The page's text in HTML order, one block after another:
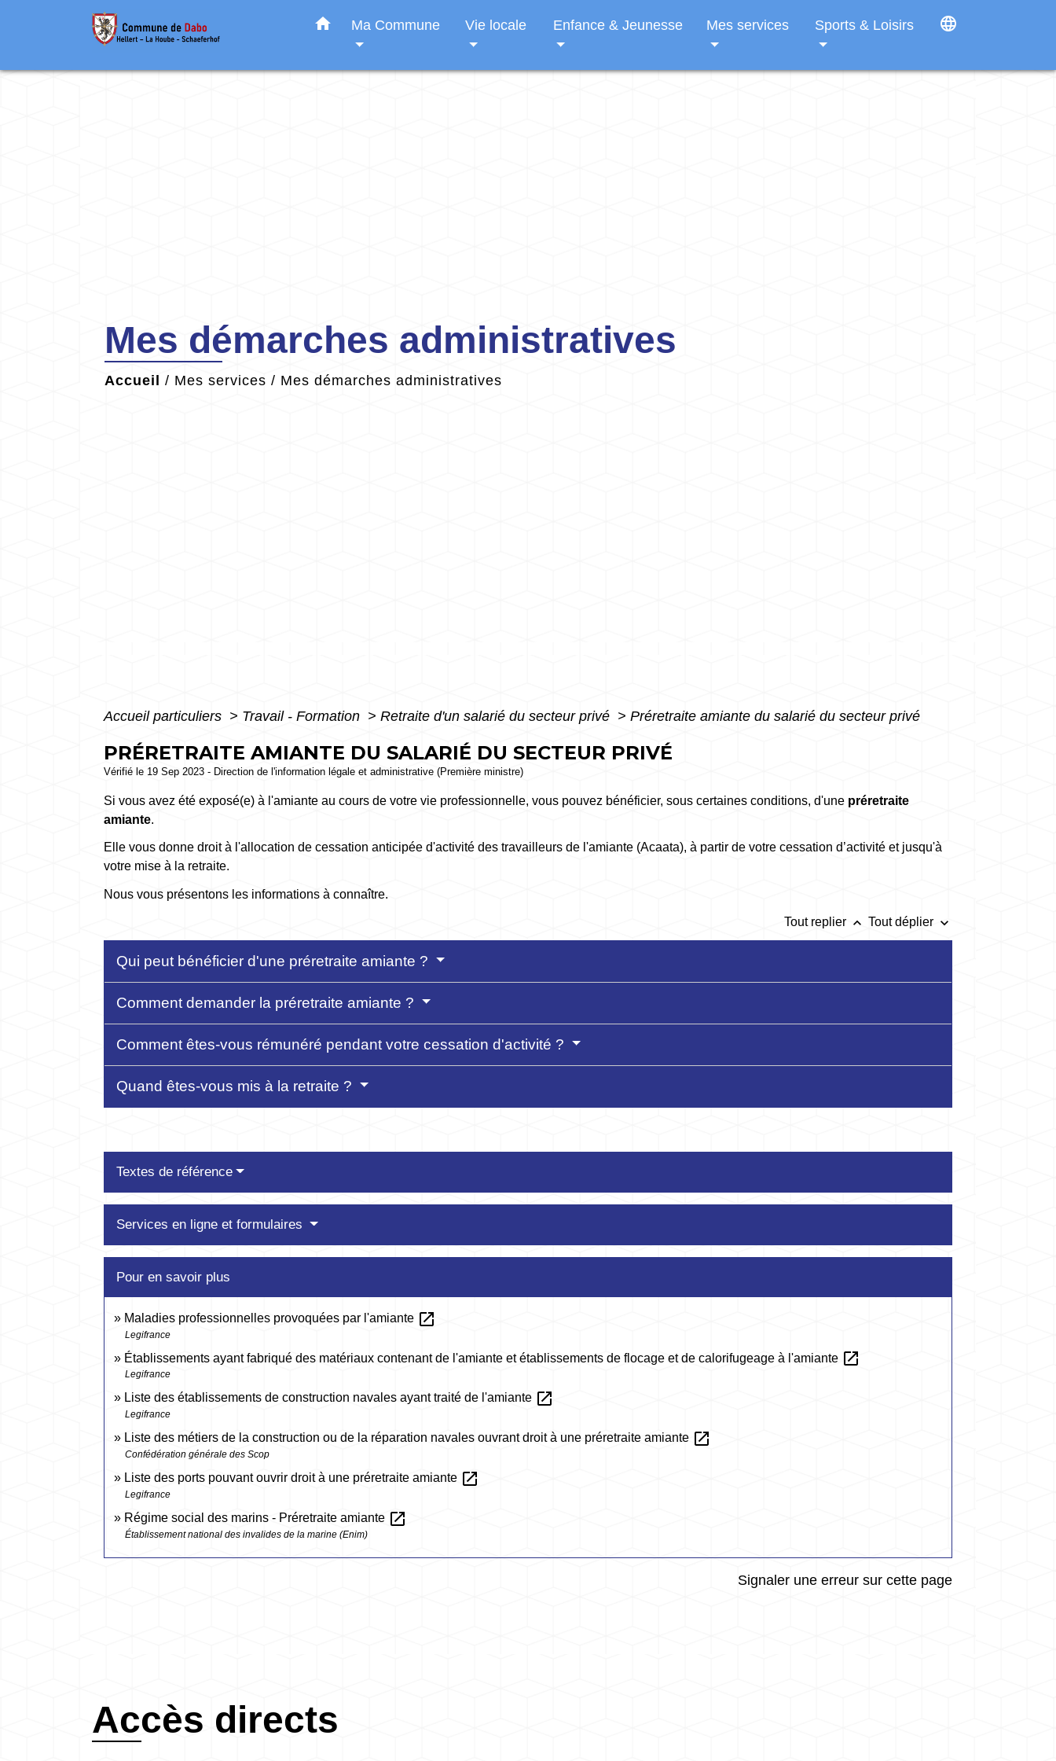
home Ma Commune Vie locale Enfance & Jeunesse Mes services Sports & Loisirs language
Mes démarches administratives
Accueil / Mes services / Mes démarches administratives
Accueil particuliers > Travail - Formation > Retraite d'un salarié du secteur privé > Préretraite amiante du salarié du secteur privé
PRÉRETRAITE AMIANTE DU SALARIÉ DU SECTEUR PRIVÉ
Vérifié le 19 Sep 2023 - Direction de l'information légale et administrative (Première ministre)
Si vous avez été exposé(e) à l'amiante au cours de votre vie professionnelle, vous pouvez bénéficier, sous certaines conditions, d'une préretraite
amiante.
Elle vous donne droit à l'allocation de cessation anticipée d'activité des travailleurs de l'amiante (Acaata), à partir de votre cessation d’activité et jusqu'à
votre mise à la retraite.
Nous vous présentons les informations à connaître.
Tout replier keyboard_arrow_up Tout déplier keyboard_arrow_down
Qui peut bénéficier d'une préretraite amiante ?
Comment demander la préretraite amiante ?
Comment êtes-vous rémunéré pendant votre cessation d'activité ?
Quand êtes-vous mis à la retraite ?
Textes de référence
Services en ligne et formulaires
Pour en savoir plus
Maladies professionnelles provoquées par l'amiante open_in_new
Legifrance
Établissements ayant fabriqué des matériaux contenant de l'amiante et établissements de flocage et de calorifugeage à l'amiante open_in_new
Legifrance
Liste des établissements de construction navales ayant traité de l'amiante open_in_new
Legifrance
Liste des métiers de la construction ou de la réparation navales ouvrant droit à une préretraite amiante open_in_new
Confédération générale des Scop
Liste des ports pouvant ouvrir droit à une préretraite amiante open_in_new
Legifrance
Régime social des marins - Préretraite amiante open_in_new
Établissement national des invalides de la marine (Enim)
Signaler une erreur sur cette page
Accès directs